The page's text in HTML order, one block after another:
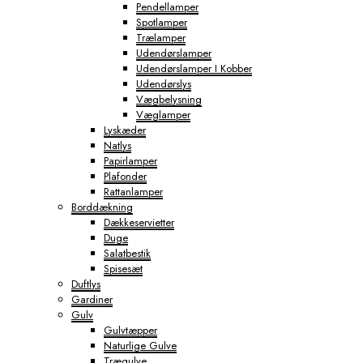
Pendellamper
Spotlamper
Trælamper
Udendørslamper
Udendørslamper I Kobber
Udendørslys
Vægbelysning
Væglamper
Lyskæder
Natlys
Papirlamper
Plafonder
Rattanlamper
Borddækning
Dækkeservietter
Duge
Salatbestik
Spisesæt
Duftlys
Gardiner
Gulv
Gulvtæpper
Naturlige Gulve